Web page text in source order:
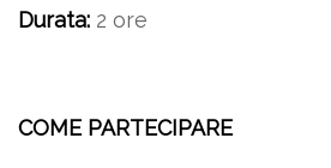
Durata: 2 ore
COME PARTECIPARE